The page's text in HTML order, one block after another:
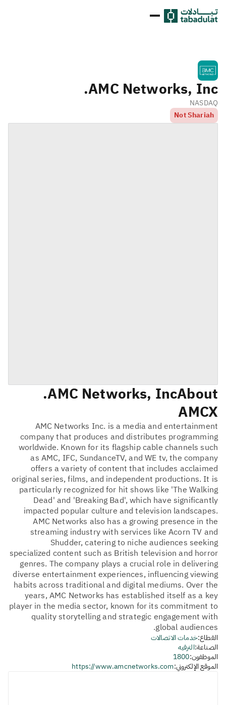
AMC Networks, Inc.
NASDAQ
Not Shariah
About
AMC Networks, Inc.
AMCX
AMC Networks Inc. is a media and entertainment
company that produces and distributes programming
worldwide. Known for its flagship cable channels such
as AMC, IFC, SundanceTV, and WE tv, the company
offers a variety of content that includes acclaimed
original series, films, and independent productions. It is
particularly recognized for hit shows like 'The Walking
Dead' and 'Breaking Bad', which have significantly
impacted popular culture and television landscapes.
AMC Networks also has a growing presence in the
streaming industry with services like Acorn TV and
Shudder, catering to niche audiences seeking
specialized content such as British television and horror
genres. The company plays a crucial role in delivering
diverse entertainment experiences, influencing viewing
habits across traditional and digital mediums. Over the
years, AMC Networks has established itself as a key
player in the media sector, known for its commitment to
quality storytelling and strategic engagement with
global audiences.
القطاع:خدمات الاتصالات
الصناعة:الترفيه
الموظفون:1800
الموقع الإلكتروني:https://www.amcnetworks.com